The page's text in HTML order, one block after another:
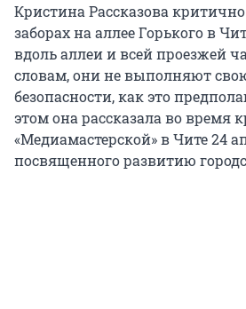
Кристина Рассказова критично
заборах на аллее Горького в
вдоль аллеи и всей проезжей
словам, они не выполняют
безопасности, как это
этом она рассказала во время
«Медиамастерской» в Чите 24
посвященного развитию